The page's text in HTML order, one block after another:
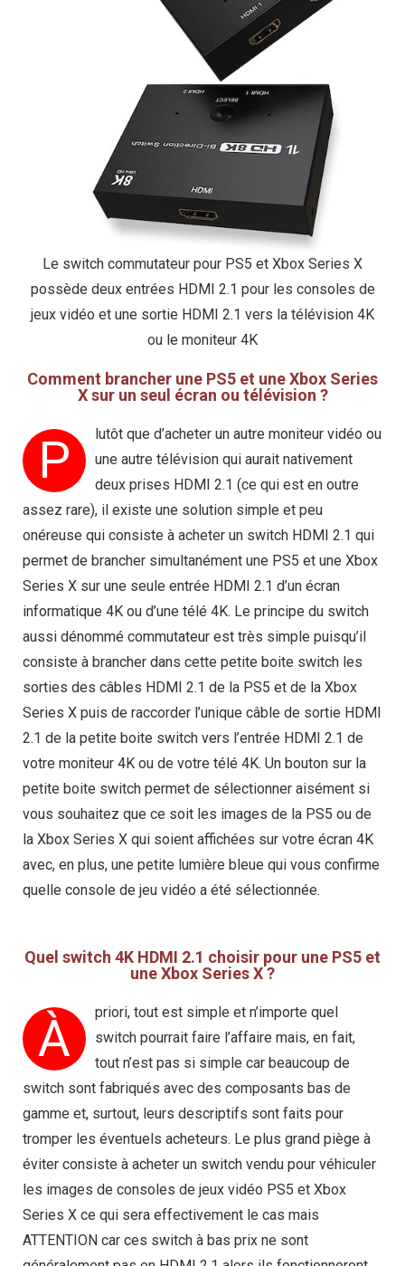
Le switch commutateur pour PS5 et Xbox Series X
possède deux entrées HDMI 2.1 pour les consoles de
jeux vidéo et une sortie HDMI 2.1 vers la télévision 4K
ou le moniteur 4K
Comment brancher une PS5 et une Xbox Series
X sur un seul écran ou télévision ?
P
lutôt que d’acheter un autre moniteur vidéo ou
une autre télévision qui aurait nativement
deux prises HDMI 2.1 (ce qui est en outre
assez rare), il existe une solution simple et peu
onéreuse qui consiste à acheter un switch HDMI 2.1 qui
permet de brancher simultanément une PS5 et une Xbox
Series X sur une seule entrée HDMI 2.1 d’un écran
informatique 4K ou d’une télé 4K. Le principe du switch
aussi dénommé commutateur est très simple puisqu’il
consiste à brancher dans cette petite boite switch les
sorties des câbles HDMI 2.1 de la PS5 et de la Xbox
Series X puis de raccorder l’unique câble de sortie HDMI
2.1 de la petite boite switch vers l’entrée HDMI 2.1 de
votre moniteur 4K ou de votre télé 4K. Un bouton sur la
petite boite switch permet de sélectionner aisément si
vous souhaitez que ce soit les images de la PS5 ou de
la Xbox Series X qui soient affichées sur votre écran 4K
avec, en plus, une petite lumière bleue qui vous confirme
quelle console de jeu vidéo a été sélectionnée.
Quel switch 4K HDMI 2.1 choisir pour une PS5 et
une Xbox Series X ?
À
priori, tout est simple et n’importe quel
switch pourrait faire l’affaire mais, en fait,
tout n’est pas si simple car beaucoup de
switch sont fabriqués avec des composants bas de
gamme et, surtout, leurs descriptifs sont faits pour
tromper les éventuels acheteurs. Le plus grand piège à
éviter consiste à acheter un switch vendu pour véhiculer
les images de consoles de jeux vidéo PS5 et Xbox
Series X ce qui sera effectivement le cas mais
ATTENTION car ces switch à bas prix ne sont